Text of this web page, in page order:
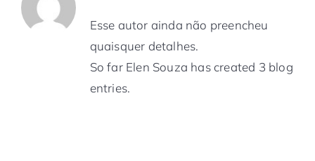
Esse autor ainda não preencheu
quaisquer detalhes.
So far Elen Souza has created 3 blog
entries.